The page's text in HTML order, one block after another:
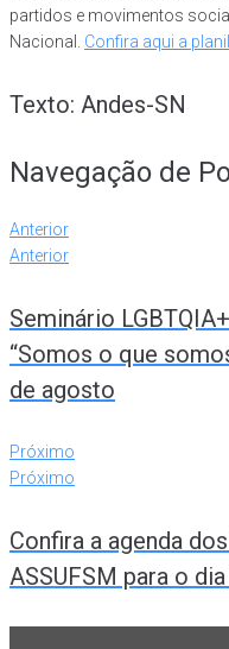
partidos e movimentos
Nacional. Confira aqui a
Texto: Andes-SN
Navegação de
Anterior
Anterior
Seminário
“Somos o que
de agosto
Próximo
Próximo
Confira a agenda
ASSUFSM para o